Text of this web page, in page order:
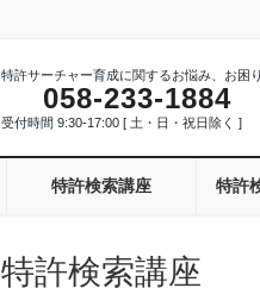
特許サーチャー育成に関するお悩み、お困
058-233-1884
受付時間 9:30-17:00 [ 土・日・祝日除く ]
特許検索講座 特許
特許検索講座